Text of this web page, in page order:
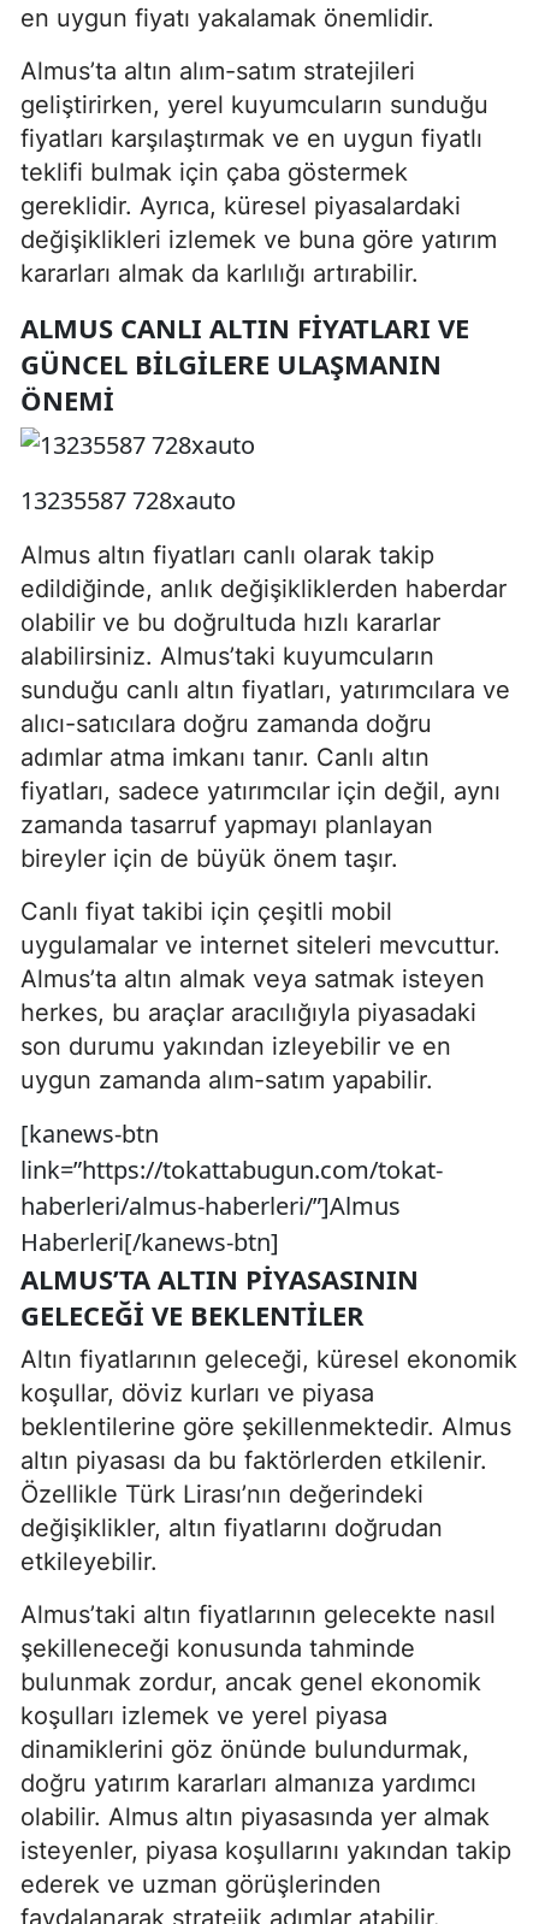
en uygun fiyatı yakalamak önemlidir.
Almus’ta altın alım-satım stratejileri
geliştirirken, yerel kuyumcuların sunduğu
fiyatları karşılaştırmak ve en uygun fiyatlı
teklifi bulmak için çaba göstermek
gereklidir. Ayrıca, küresel piyasalardaki
değişiklikleri izlemek ve buna göre yatırım
kararları almak da karlılığı artırabilir.
ALMUS CANLI ALTIN FIYATLARI VE
GÜNCEL BILGILERE ULAŞMANIN
ÖNEMI
13235587 728xauto
Almus altın fiyatları canlı olarak takip
edildiğinde, anlık değişikliklerden haberdar
olabilir ve bu doğrultuda hızlı kararlar
alabilirsiniz. Almus’taki kuyumcuların
sunduğu canlı altın fiyatları, yatırımcılara ve
alıcı-satıcılara doğru zamanda doğru
adımlar atma imkanı tanır. Canlı altın
fiyatları, sadece yatırımcılar için değil, aynı
zamanda tasarruf yapmayı planlayan
bireyler için de büyük önem taşır.
Canlı fiyat takibi için çeşitli mobil
uygulamalar ve internet siteleri mevcuttur.
Almus’ta altın almak veya satmak isteyen
herkes, bu araçlar aracılığıyla piyasadaki
son durumu yakından izleyebilir ve en
uygun zamanda alım-satım yapabilir.
[kanews-btn
link=”https://tokattabugun.com/tokat-
haberleri/almus-haberleri/”]Almus
Haberleri[/kanews-btn]
ALMUS’TA ALTIN PIYASASININ
GELECEĞI VE BEKLENTILER
Altın fiyatlarının geleceği, küresel ekonomik
koşullar, döviz kurları ve piyasa
beklentilerine göre şekillenmektedir. Almus
altın piyasası da bu faktörlerden etkilenir.
Özellikle Türk Lirası’nın değerindeki
değişiklikler, altın fiyatlarını doğrudan
etkileyebilir.
Almus’taki altın fiyatlarının gelecekte nasıl
şekilleneceği konusunda tahminde
bulunmak zordur, ancak genel ekonomik
koşulları izlemek ve yerel piyasa
dinamiklerini göz önünde bulundurmak,
doğru yatırım kararları almanıza yardımcı
olabilir. Almus altın piyasasında yer almak
isteyenler, piyasa koşullarını yakından takip
ederek ve uzman görüşlerinden
faydalanarak stratejik adımlar atabilir.